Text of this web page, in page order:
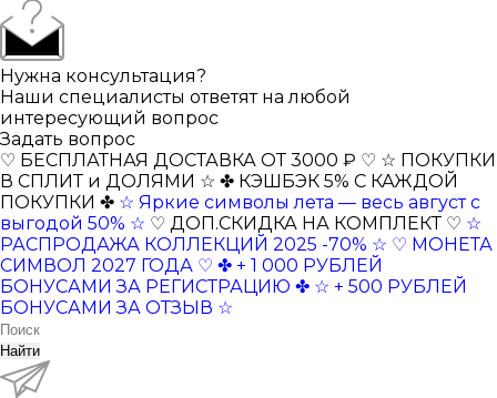
Нужна консультация?
Наши специалисты ответят на любой
интересующий вопрос
Задать вопрос
♡ БЕСПЛАТНАЯ ДОСТАВКА ОТ 3000 ₽ ♡ ☆ ПОКУПКИ
В СПЛИТ и ДОЛЯМИ ☆ ✤ КЭШБЭК 5% С КАЖДОЙ
ПОКУПКИ ✤ ☆ Яркие символы лета — весь август с
выгодой 50% ☆ ♡ ДОП.СКИДКА НА КОМПЛЕКТ ♡ ☆
РАСПРОДАЖА КОЛЛЕКЦИЙ 2025 -70% ☆ ♡ МОНЕТА
СИМВОЛ 2027 ГОДА ♡ ✤ + 1 000 РУБЛЕЙ
БОНУСАМИ ЗА РЕГИСТРАЦИЮ ✤ ☆ + 500 РУБЛЕЙ
БОНУСАМИ ЗА ОТЗЫВ ☆
Найти